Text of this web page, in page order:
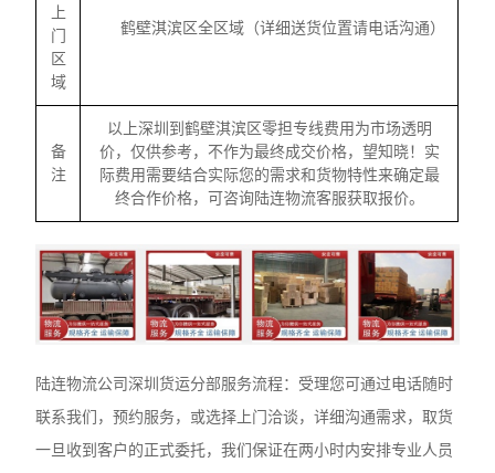
上
门
区
域
鹤壁淇滨区全区域（详细送货位置请电话沟通）
备
注
以上深圳到鹤壁淇滨区零担专线费用为市场透明
价，仅供参考，不作为最终成交价格，望知晓！实
际费用需要结合实际您的需求和货物特性来确定最
终合作价格，可咨询陆连物流客服获取报价。
陆连物流公司深圳货运分部服务流程：受理您可通过电话随时
联系我们，预约服务，或选择上门洽谈，详细沟通需求，取货
一旦收到客户的正式委托，我们保证在两小时内安排专业人员